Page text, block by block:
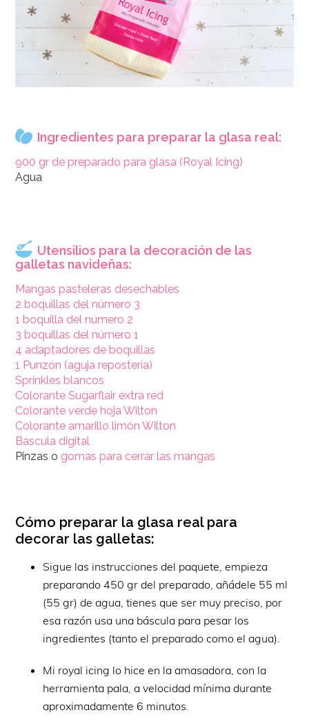
Ingredientes para preparar la glasa real:
900 gr de preparado para glasa (Royal Icing)
Agua
Utensilios para la decoración de las
galletas navideñas:
Mangas pasteleras desechables
2 boquillas del número 3
1 boquilla del número 2
3 boquillas del número 1
4 adaptadores de boquillas
1 Punzón (aguja repostería)
Sprinkles blancos
Colorante Sugarflair extra red
Colorante verde hoja Wilton
Colorante amarillo limón Wilton
Báscula digital
Pinzas o gomas para cerrar las mangas
Cómo preparar la glasa real para
decorar las galletas:
Sigue las instrucciones del paquete, empieza
preparando 450 gr del preparado, añádele 55 ml
(55 gr) de agua, tienes que ser muy preciso, por
esa razón usa una báscula para pesar los
ingredientes (tanto el preparado como el agua).
Mi royal icing lo hice en la amasadora, con la
herramienta pala, a velocidad mínima durante
aproximadamente 6 minutos.